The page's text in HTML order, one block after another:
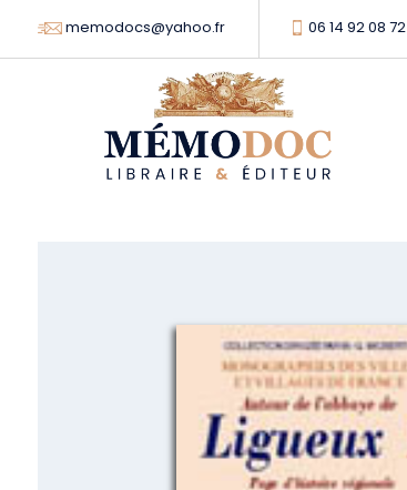
memodocs@yahoo.fr 06 14 92 08 72